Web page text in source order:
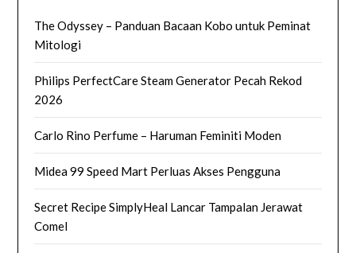
The Odyssey – Panduan Bacaan Kobo untuk Peminat
Mitologi
Philips PerfectCare Steam Generator Pecah Rekod
2026
Carlo Rino Perfume – Haruman Feminiti Moden
Midea 99 Speed Mart Perluas Akses Pengguna
Secret Recipe SimplyHeal Lancar Tampalan Jerawat
Comel